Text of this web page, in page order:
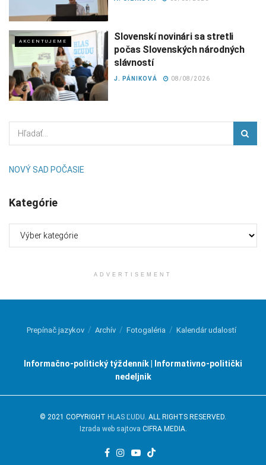
AKCENTUJEME
Slovenskí novinári sa stretli
počas Slovenských národných
slávností
J. PÁNIKOVÁ 08/08/2026
NOVÝ SAD POČASIE
Kategórie
ADVERTISEMENT
Prepínač jazykov Archív Fotogaléria Kalendár udalostí
Informačno-politický týždenník | Informativno-politički
nedeljnik
© 2021 COPYRIGHT HLAS ĽUDU. ALL RIGHTS RESERVED.
Izrada web sajtova CIFRA MEDIA.